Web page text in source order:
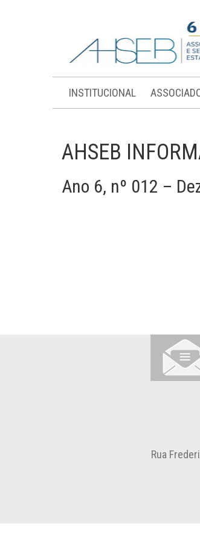
INSTITUCIONAL
AHSEB
Ano 6, nº 012 –
Rua